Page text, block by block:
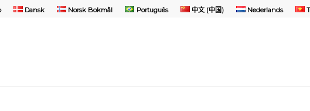
Dansk Norsk Bokmål Português 中文 (中国) Nederlands